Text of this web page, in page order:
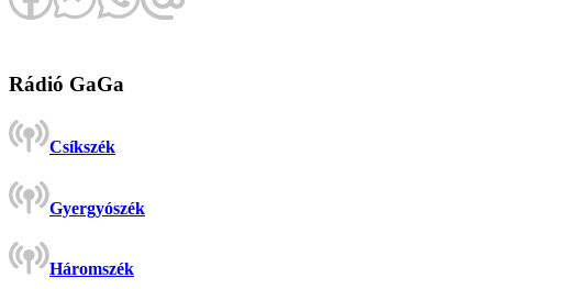
Rádió GaGa
Csíkszék
Gyergyószék
Háromszék